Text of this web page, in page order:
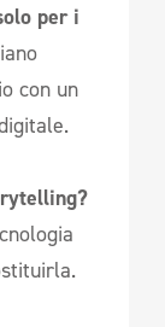
per i
con un